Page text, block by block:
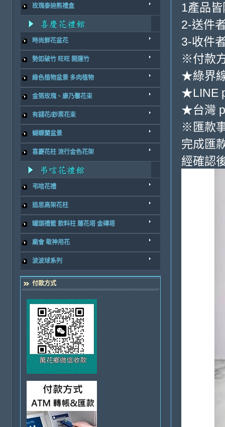
玫瑰泰迪熊禮盒
時尚鮮花盆花
勢如破竹 旺旺 開運竹
綠色植物盆景 多肉植物
金箔玫瑰、康乃馨花束
有錢花/鈔票花束
蝴蝶蘭盆景
喜慶花柱 流行金色花架
弔唁花禮
追思高架花柱
罐頭禮籃 飲料柱 蓮花塔 金磚塔
廟會 敬神用花
波波球系列
付款方式
1產品
2-送件
3-收件
※付款
★綠界
★LINE
★台灣
※匯款
完成匯
經確認